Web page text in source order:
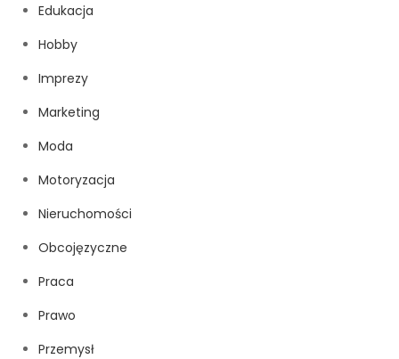
Edukacja
Hobby
Imprezy
Marketing
Moda
Motoryzacja
Nieruchomości
Obcojęzyczne
Praca
Prawo
Przemysł